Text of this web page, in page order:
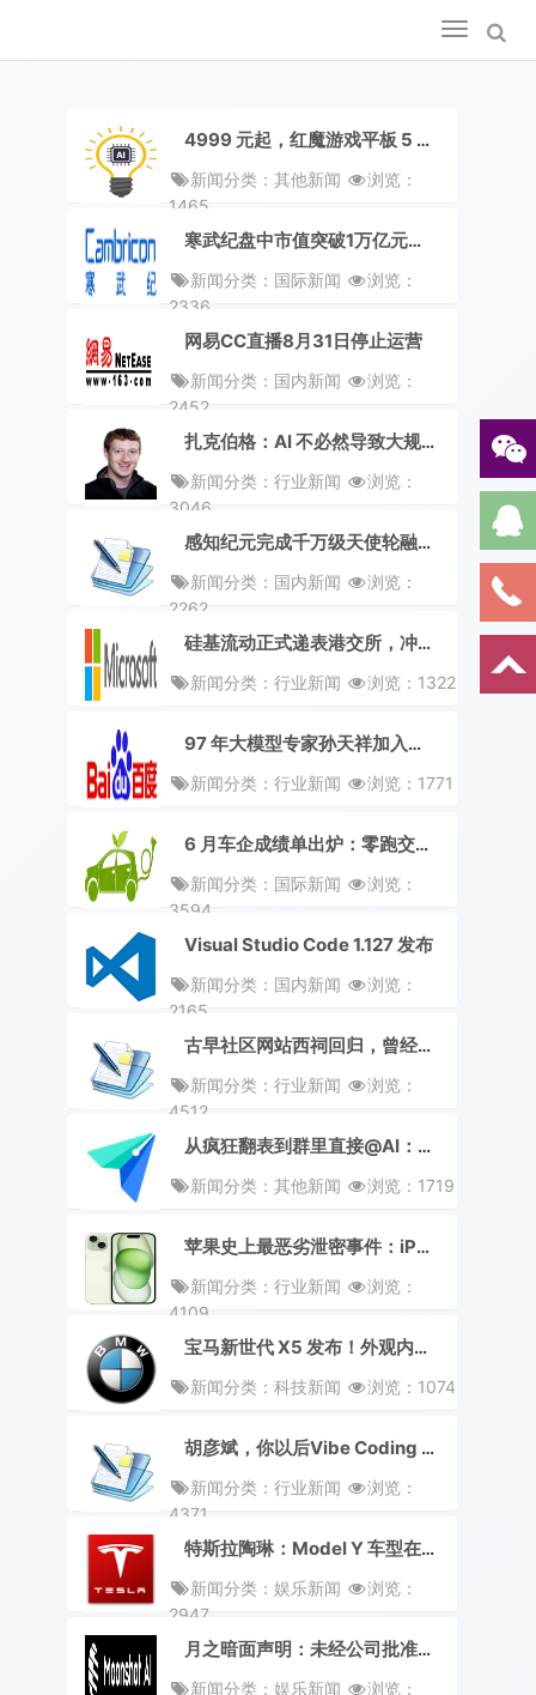
Toggle
navigation
4999 元起，红魔游戏平板 5 Pro 正式发布
新闻分类：其他新闻
浏览：
1465
寒武纪盘中市值突破1万亿元，成科创板首只万亿股
新闻分类：国际新闻
浏览：
2336
网易CC直播8月31日停止运营
新闻分类：国内新闻
浏览：
2452
扎克伯格：AI 不必然导致大规模失业，关键在「赋能个人」
新闻分类：行业新闻
浏览：
3046
感知纪元完成千万级天使轮融资，研发机器人多模态电子皮肤
新闻分类：国内新闻
浏览：
2262
硅基流动正式递表港交所，冲刺「AI Token 工厂第一股」
新闻分类：行业新闻
浏览：1322
97 年大模型专家孙天祥加入百度，任基础模型研发部负责人
新闻分类：行业新闻
浏览：1771
6 月车企成绩单出炉：零跑交付破 9 万台，蔚小双双站上 4 万大关
新闻分类：国际新闻
浏览：
3594
Visual Studio Code 1.127 发布
新闻分类：国内新闻
浏览：
2165
古早社区网站西祠回归，曾经的“粉圈站哥”已年过百半：平台需要新生力量撑起来
新闻分类：行业新闻
浏览：
4512
从疯狂翻表到群里直接@AI：飞书来了个新同事，把脏活累活全包了
新闻分类：其他新闻
浏览：1719
苹果史上最恶劣泄密事件：iPhone 18 Pro 要「凉」了？
新闻分类：行业新闻
浏览：
4109
宝马新世代 X5 发布！外观内饰全面焕新，纯电车型 iX5 同步亮相
新闻分类：科技新闻
浏览：1074
胡彦斌，你以后Vibe Coding 不用抱电脑了
新闻分类：行业新闻
浏览：
4371
特斯拉陶琳：Model Y 车型在多国市场拿下销量榜首
新闻分类：娱乐新闻
浏览：
2947
月之暗面声明：未经公司批准的老股转让和SPV交易一律无效
新闻分类：娱乐新闻
浏览：